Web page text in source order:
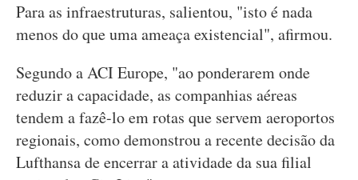
Para as infraestruturas, salientou, "isto é nada
menos do que uma ameaça existencial", afirmou.
Segundo a ACI Europe, "ao ponderarem onde
reduzir a capacidade, as companhias aéreas
tendem a fazê-lo em rotas que servem aeroportos
regionais, como demonstrou a recente decisão da
Lufthansa de encerrar a atividade da sua filial